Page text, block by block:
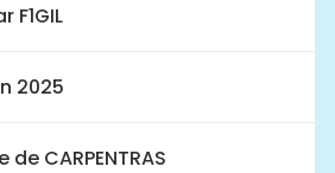
F1GIL
2025
CARPENTRAS